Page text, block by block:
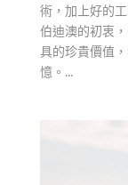
術，加上好的
伯迪澳的初衷
具的珍貴價值
憶。...